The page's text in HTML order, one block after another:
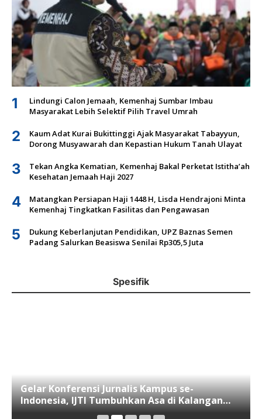
1
Lindungi Calon Jemaah, Kemenhaj Sumbar Imbau
Masyarakat Lebih Selektif Pilih Travel Umrah
2
Kaum Adat Kurai Bukittinggi Ajak Masyarakat Tabayyun,
Dorong Musyawarah dan Kepastian Hukum Tanah Ulayat
3
Tekan Angka Kematian, Kemenhaj Bakal Perketat Istitha’ah
Kesehatan Jemaah Haji 2027
4
Matangkan Persiapan Haji 1448 H, Lisda Hendrajoni Minta
Kemenhaj Tingkatkan Fasilitas dan Pengawasan
5
Dukung Keberlanjutan Pendidikan, UPZ Baznas Semen
Padang Salurkan Beasiswa Senilai Rp305,5 Juta
Spesifik
Gelar Konferensi Jurnalis Kampus se-
Indonesia, IJTI Tumbuhkan Asa di Kalangan
Jurnalis Muda di Era Disruspi Digital